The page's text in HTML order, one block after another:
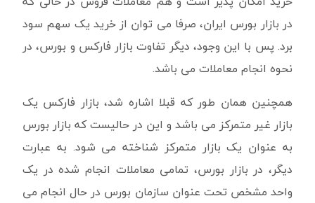
در بازار بورس ایران، صرفا می توان از خرید یک سهم سود
برد. پس با این وجود، دیگر تفاوت بازار فارکس و بورس، در
نحوه انجام معاملات می باشد.
همچنین همان طور که قبلا اشاره شد، بازار فارکس یک
بازار غیر متمرکز می باشد و این در حالیست که بازار بورس
به عنوان یک بازار متمرکز شناخته می شود. به عبارت
دیگر، در بازار بورس، تمامی معاملات انجام شده در یک
واحد مشخص تحت عنوان سازمان بورس در حال انجام می